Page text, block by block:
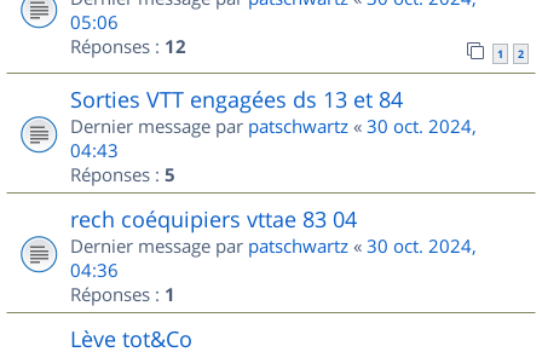
05:06
Réponses : 12 1 2
Sorties VTT engagées ds 13 et 84
Dernier message par patschwartz « 30 oct. 2024,
04:43
Réponses : 5
rech coéquipiers vttae 83 04
Dernier message par patschwartz « 30 oct. 2024,
04:36
Réponses : 1
Lève tot&Co